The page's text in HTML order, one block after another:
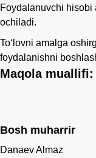
Foydalanuvchi hisobi
ochiladi.
Toʻlovni amalga
foydalanishni
Maqola muallifi:
Bosh muharrir
Danaev Almaz